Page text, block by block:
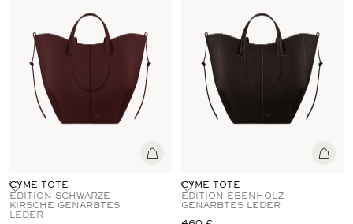
CYME TOTE
EDITION SCHWARZE
KIRSCHE GENARBTES
LEDER
CYME TOTE
EDITION EBENHOLZ
GENARBTES LEDER